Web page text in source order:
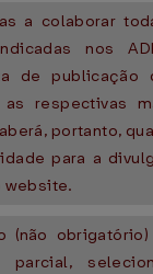
a colaborar
nos
de publicação
respectivas
portanto,
para a
website.
(não